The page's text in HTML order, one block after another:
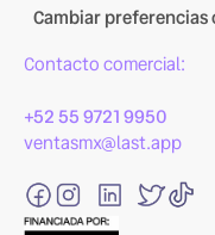
Cambiar preferencias
Contacto comercial:
+52 55 9721 9950
ventasmx@last.app